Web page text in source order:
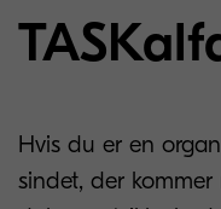
Hvis du er en
sindet, der